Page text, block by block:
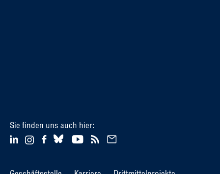
Sie finden uns auch hier: